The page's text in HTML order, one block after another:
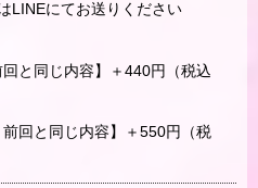
LINEにてお送りください
と同じ内容】＋440円（税込
回と同じ内容】＋550円（税